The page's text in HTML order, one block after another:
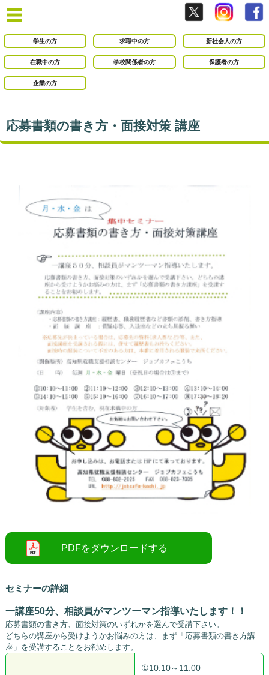
学生の方 求職中の方 新社会人の方
在職中の方 学校関係者の方 保護者の方
企業の方
応募書類の書き方・面接対策 講座
セミナーの詳細
一講座50分、相談員がマンツーマン指導いたします！！
応募書類の書き方、面接対策のいずれかを選んで受講下さい。
どちらの講座から受けようかお悩みの方は、まず「応募書類の書き方講
座」を受講することをお勧めします。
①10:10～11:00